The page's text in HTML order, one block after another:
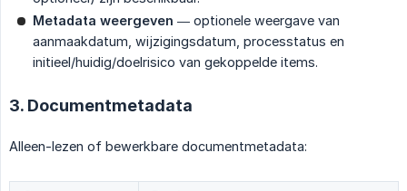
Metadata weergeven — optionele weergave van
aanmaakdatum, wijzigingsdatum, processtatus en
initieel/huidig/doelrisico van gekoppelde items.
3. Documentmetadata
Alleen-lezen of bewerkbare documentmetadata: